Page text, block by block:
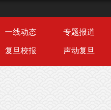
一线动态 专题报道
复旦校报 声动复旦